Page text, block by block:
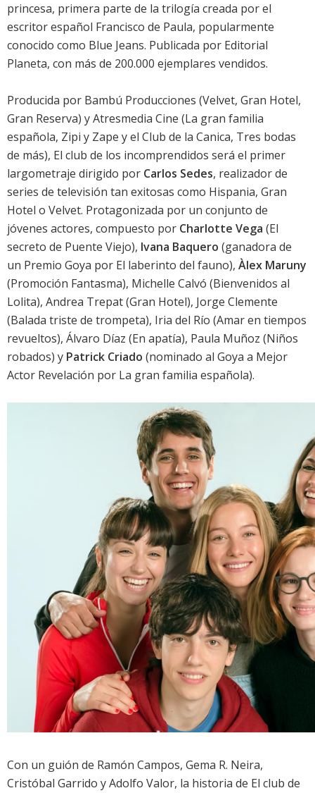
princesa, primera parte de la trilogía creada por el
escritor español Francisco de Paula, popularmente
conocido como Blue Jeans. Publicada por Editorial
Planeta, con más de 200.000 ejemplares vendidos.
Producida por Bambú Producciones (Velvet, Gran Hotel,
Gran Reserva) y Atresmedia Cine (La gran familia
española, Zipi y Zape y el Club de la Canica, Tres bodas
de más), El club de los incomprendidos será el primer
largometraje dirigido por Carlos Sedes, realizador de
series de televisión tan exitosas como Hispania, Gran
Hotel o Velvet. Protagonizada por un conjunto de
jóvenes actores, compuesto por Charlotte Vega (El
secreto de Puente Viejo), Ivana Baquero (ganadora de
un Premio Goya por El laberinto del fauno), Àlex Maruny
(Promoción Fantasma), Michelle Calvó (Bienvenidos al
Lolita), Andrea Trepat (Gran Hotel), Jorge Clemente
(Balada triste de trompeta), Iria del Río (Amar en tiempos
revueltos), Álvaro Díaz (En apatía), Paula Muñoz (Niños
robados) y Patrick Criado (nominado al Goya a Mejor
Actor Revelación por La gran familia española).
Con un guión de Ramón Campos, Gema R. Neira,
Cristóbal Garrido y Adolfo Valor, la historia de El club de